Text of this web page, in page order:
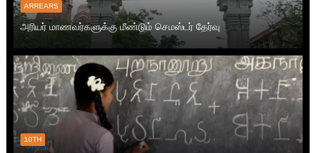
ARREARS
அரியர் மாணவர்களுக்கு மீண்டும் செமஸ்டர் தேர்வு
10TH